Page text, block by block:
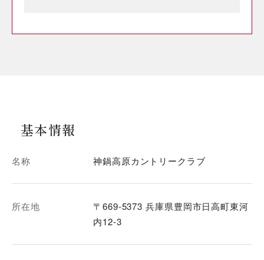
基本情報
名称 神鍋高原カントリークラブ
所在地
〒669-5373 兵庫県豊岡市日高町東河
内12-3